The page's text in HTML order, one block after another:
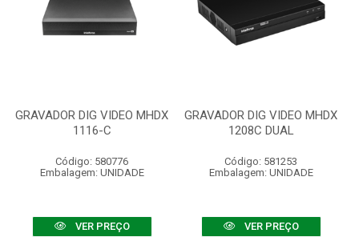
GRAVADOR DIG VIDEO MHDX
1116-C
Código: 580776
Embalagem: UNIDADE
VER PREÇO
GRAVADOR DIG VIDEO MHDX
1208C DUAL
Código: 581253
Embalagem: UNIDADE
VER PREÇO